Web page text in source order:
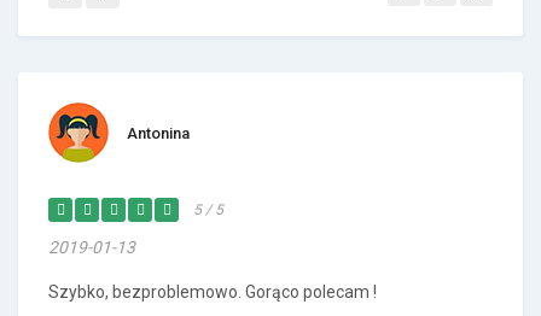
Antonina
5 / 5
2019-01-13
Szybko, bezproblemowo. Gorąco polecam !